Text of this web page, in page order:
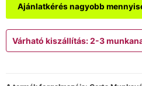
Ajánlatkérés nagyobb
Várható kiszállítás: 2-3